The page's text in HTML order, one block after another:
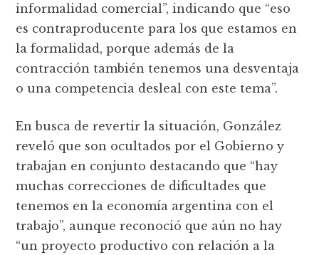
informalidad comercial”, indicando que “eso
es contraproducente para los que estamos en
la formalidad, porque además de la
contracción también tenemos una desventaja
o una competencia desleal con este tema”.
En busca de revertir la situación, González
reveló que son ocultados por el Gobierno y
trabajan en conjunto destacando que “hay
muchas correcciones de dificultades que
tenemos en la economía argentina con el
trabajo”, aunque reconoció que aún no hay
“un proyecto productivo con relación a la